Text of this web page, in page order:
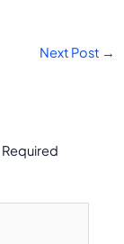
Next Post →
Required